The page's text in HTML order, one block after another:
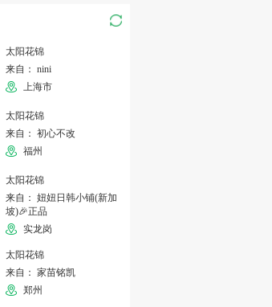
太阳花锦
来自： nini
上海市
太阳花锦
来自： 初心不改
福州
太阳花锦
来自： 妞妞日韩小铺(新加
坡)🎉正品
实龙岗
太阳花锦
来自： 家苗铭凯
郑州